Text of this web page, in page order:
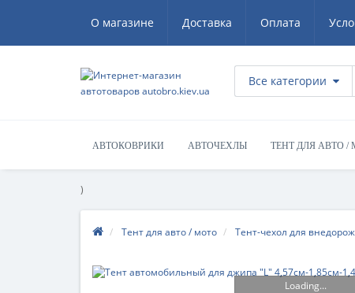
О магазине Доставка Оплата
Все категории
АВТОКОВРИКИ АВТОЧЕХЛЫ ТЕНТ ДЛЯ АВТО /
)
Тент для авто / мото Тент-чехол для
Loading...